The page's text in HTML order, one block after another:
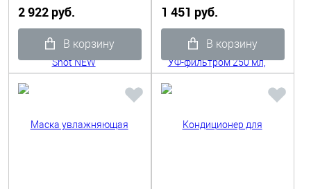
2 922 руб.
В корзину
NEW
1 451 руб.
В корзину